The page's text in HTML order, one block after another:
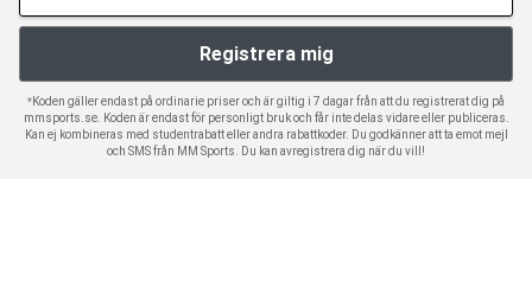
*Koden gäller endast på ordinarie priser och är giltig i 7 dagar från att du registrerat dig på
mmsports.se. Koden är endast för personligt bruk och får inte delas vidare eller publiceras.
Kan ej kombineras med studentrabatt eller andra rabattkoder. Du godkänner att ta emot mejl
och SMS från MM Sports. Du kan avregistrera dig när du vill!